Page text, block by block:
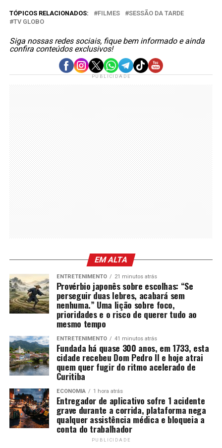
TÓPICOS RELACIONADOS: FILMES
SESSÃO DA TARDE
TV GLOBO
Siga nossas redes sociais, fique bem informado e ainda
confira conteúdos exclusivos!
PUBLICIDADE
EM ALTA
ENTRETENIMENTO 21 minutos atrás
Provérbio japonês sobre escolhas: “Se
perseguir duas lebres, acabará sem
nenhuma.” Uma lição sobre foco,
prioridades e o risco de querer tudo ao
mesmo tempo
ENTRETENIMENTO 41 minutos atrás
Fundada há quase 300 anos, em 1733, esta
cidade recebeu Dom Pedro II e hoje atrai
quem quer fugir do ritmo acelerado de
Curitiba
ECONOMIA 1 hora atrás
Entregador de aplicativo sofre 1 acidente
grave durante a corrida, plataforma nega
qualquer assistência médica e bloqueia a
conta do trabalhador
PUBLICIDADE